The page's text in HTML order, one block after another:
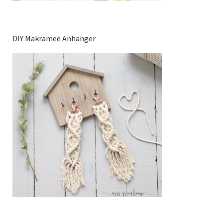
DIY Makramee Anhänger